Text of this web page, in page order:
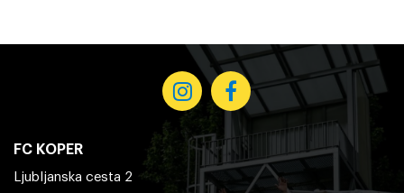
FC KOPER
Ljubljanska cesta 2